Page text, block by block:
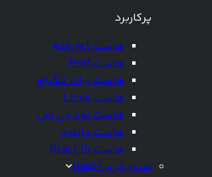
پرکاربرد
هاست Asp.net
هاست PHP
هاست ربات تلگرام
هاست Linux
هاست نود جی اس
هاست دانلود
هاست ReactJS
سرور ابری (IaaS)